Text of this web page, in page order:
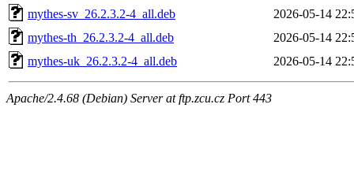
mythes-sv_26.2.3.2-4_all.deb
2026-05-14
mythes-th_26.2.3.2-4_all.deb
2026-05-14
mythes-uk_26.2.3.2-4_all.deb
2026-05-14
Apache/2.4.68 (Debian) Server at ftp.zcu.cz Port 443